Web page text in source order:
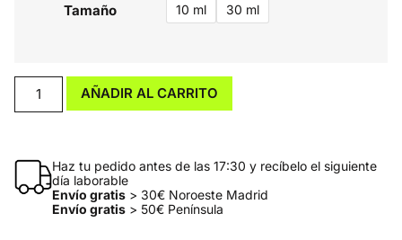
Tamaño 10 ml 30 ml
AÑADIR AL CARRITO
Haz tu pedido antes de las 17:30 y recíbelo el siguiente
día laborable
Envío gratis> 30€ Noroeste Madrid
Envío gratis> 50€ Península